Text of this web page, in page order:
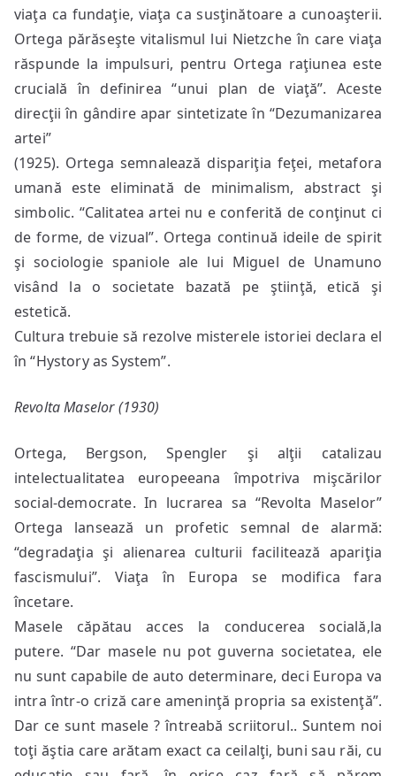
viaţa ca fundaţie, viaţa ca susţinătoare a cunoaşterii.
Ortega părăseşte vitalismul lui Nietzche în care viaţa
răspunde la impulsuri, pentru Ortega raţiunea este
crucială în definirea “unui plan de viaţă”. Aceste
direcţii în gândire apar sintetizate în “Dezumanizarea
artei”
(1925). Ortega semnalează dispariţia feţei, metafora
umană este eliminată de minimalism, abstract şi
simbolic. “Calitatea artei nu e conferită de conţinut ci
de forme, de vizual”. Ortega continuă ideile de spirit
şi sociologie spaniole ale lui Miguel de Unamuno
visând la o societate bazată pe ştiinţă, etică şi
estetică.
Cultura trebuie să rezolve misterele istoriei declara el
în “Hystory as System”.
Revolta Maselor (1930)
Ortega, Bergson, Spengler şi alţii catalizau
intelectualitatea europeeana împotriva mişcărilor
social-democrate. In lucrarea sa “Revolta Maselor”
Ortega lansează un profetic semnal de alarmă:
“degradaţia şi alienarea culturii facilitează apariţia
fascismului”. Viaţa în Europa se modifica fara
încetare.
Masele căpătau acces la conducerea socială,la
putere. “Dar masele nu pot guverna societatea, ele
nu sunt capabile de auto determinare, deci Europa va
intra într-o criză care ameninţă propria sa existenţă”.
Dar ce sunt masele ? întreabă scriitorul.. Suntem noi
toţi ăştia care arătam exact ca ceilalţi, buni sau răi, cu